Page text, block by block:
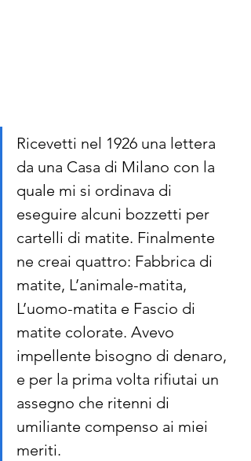
Ricevetti nel 1926 una lettera
da una Casa di Milano con la
quale mi si ordinava di
eseguire alcuni bozzetti per
cartelli di matite. Finalmente
ne creai quattro: Fabbrica di
matite, L’animale-matita,
L’uomo-matita e Fascio di
matite colorate. Avevo
impellente bisogno di denaro,
e per la prima volta rifiutai un
assegno che ritenni di
umiliante compenso ai miei
meriti.